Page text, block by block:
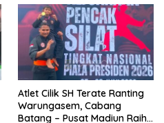
Atlet Cilik SH Terate Ranting
Warungasem, Cabang
Batang – Pusat Madiun Raih